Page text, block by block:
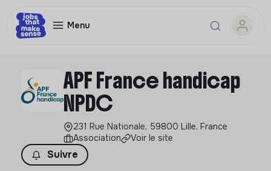
Menu
APF France handicap
NPDC
231 Rue Nationale, 59800 Lille, France
Association
Voir le site
Suivre